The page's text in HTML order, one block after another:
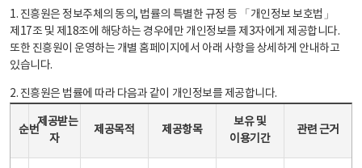
1. 진흥원은 정보주체의 동의, 법률의 특별한 규정 등 「개인정보 보호법」
제17조 및 제18조에 해당하는 경우에만 개인정보를 제3자에게 제공합니다.
또한 진흥원이 운영하는 개별 홈페이지에서 아래 사항을 상세하게 안내하고
있습니다.
2. 진흥원은 법률에 따라 다음과 같이 개인정보를 제공합니다.
순번
제공받는
자
제공목적 제공항목
보유 및
이용기간
관련 근거